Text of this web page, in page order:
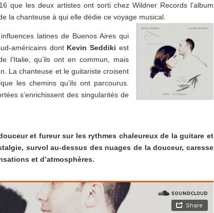
que les deux artistes ont sorti chez Wildner Records l’album
la chanteuse à qui elle dédie ce voyage musical.
latines de Buenos Aires qui
américains dont Kevin Seddiki est
l’Italie, qu’ils ont en commun, mais
La chanteuse et le guitariste croisent
les chemins qu’ils ont parcourus.
s’enrichissent des singularités de
et fureur sur les rythmes chaleureux de la guitare et
survol au-dessus des nuages de la douceur, caresse
et d’atmosphères.